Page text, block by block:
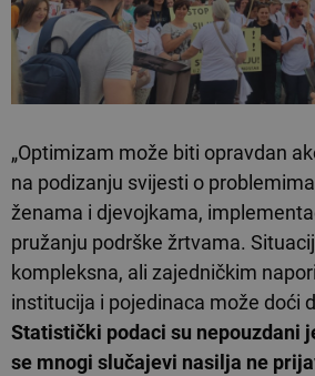
„Optimizam može biti opravdan
na podizanju svijesti o
ženama i djevojkama,
pružanju podrške žrtvama.
kompleksna, ali zajedničkim
institucija i pojedinaca može doći
Statistički podaci su nepouzdani
se mnogi slučajevi nasilja ne